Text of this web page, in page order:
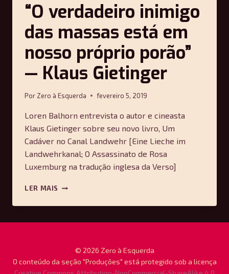
“O verdadeiro inimigo
das massas está em
nosso próprio porão”
— Klaus Gietinger
Por Zero à Esquerda fevereiro 5, 2019
Loren Balhorn entrevista o autor e cineasta
Klaus Gietinger sobre seu novo livro, Um
Cadáver no Canal Landwehr [Eine Lieche im
Landwehrkanal; O Assassinato de Rosa
Luxemburg na tradução inglesa da Verso]
LER MAIS “O
INIMIGO
PRÓPRIO
© 2026 Zero à Esquerda
O conteúdo da seção "Produções" está protegido sob a licença